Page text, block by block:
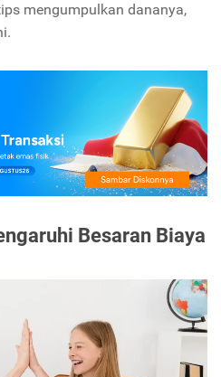
mengumpulkan dananya,
Besaran Biaya